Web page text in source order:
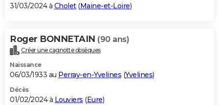
31/03/2024 à Cholet(Maine-et-Loire)
Roger BONNETAIN (90 ans)
Créer une cagnotte obsèques
Naissance
06/03/1933 au Perray-en-Yvelines (Yvelines)
Décès
01/02/2024 à Louviers (Eure)